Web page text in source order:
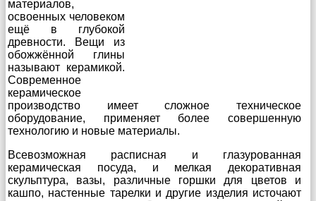
материалов,
освоенных человеком
ещё в глубокой
древности. Вещи из
обожжённой глины
называют керамикой.
Современное
керамическое
производство имеет сложное техническое
оборудование, применяет более совершенную
технологию и новые материалы.
Всевозможная расписная и глазурованная
керамическая посуда, и мелкая декоративная
скульптура, вазы, различные горшки для цветов и
кашпо, настенные тарелки и другие изделия источают